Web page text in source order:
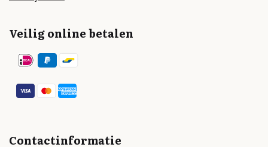
Veilig online betalen
Contactinformatie